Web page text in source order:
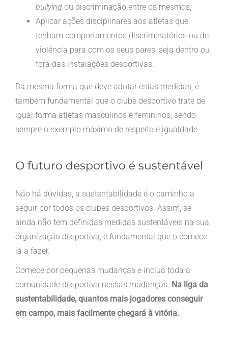
bullying ou discriminação entre os mesmos;
Aplicar ações disciplinares aos atletas que
tenham comportamentos discriminatórios ou de
violência para com os seus pares, seja dentro ou
fora das instalações desportivas.
Da mesma forma que deve adotar estas medidas, é
também fundamental que o clube desportivo trate de
igual forma atletas masculinos e femininos, sendo
sempre o exemplo máximo de respeito e igualdade.
O futuro desportivo é sustentável
Não há dúvidas, a sustentabilidade é o caminho a
seguir por todos os clubes desportivos. Assim, se
ainda não tem definidas medidas sustentáveis na sua
organização desportiva, é fundamental que o comece
já a fazer.
Comece por pequenas mudanças e inclua toda a
comunidade desportiva nessas mudanças. Na liga da
sustentabilidade, quantos mais jogadores conseguir
em campo, mais facilmente chegará à vitória.